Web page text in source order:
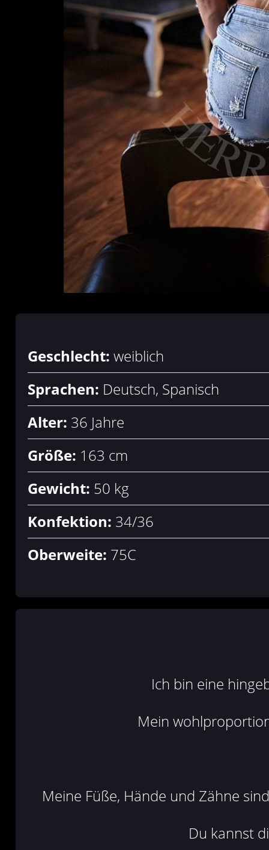
Geschlecht: weiblich
Sprachen: Deutsch, Spanisch
Alter: 36 Jahre
Größe: 163 cm
Gewicht: 50 kg
Konfektion: 34/36
Oberweite: 75C
Ich bin eine
Mein
Meine Füße, Hände und Zähne
Du kannst